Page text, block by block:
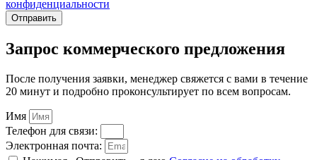
конфиденциальности
Отправить
Запрос коммерческого предложения
После получения заявки, менеджер свяжется с вами в течение
20 минут и подробно проконсультирует по всем вопросам.
Имя
Телефон для связи:
Электронная почта: